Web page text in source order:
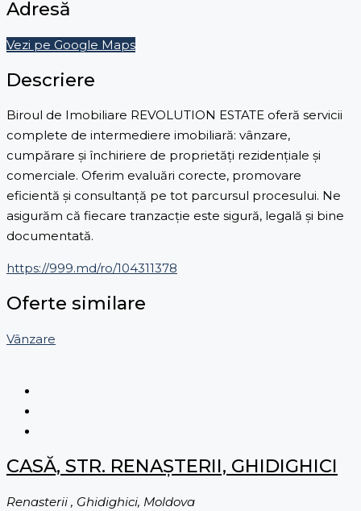
Adresă
Vezi pe Google Maps
Descriere
Biroul de Imobiliare REVOLUTION ESTATE oferă servicii
complete de intermediere imobiliară: vânzare,
cumpărare și închiriere de proprietăți rezidențiale și
comerciale. Oferim evaluări corecte, promovare
eficientă și consultanță pe tot parcursul procesului. Ne
asigurăm că fiecare tranzacție este sigură, legală și bine
documentată.
https://999.md/ro/104311378
Oferte similare
Vânzare
CASĂ, STR. RENAȘTERII, GHIDIGHICI
Renasterii , Ghidighici, Moldova